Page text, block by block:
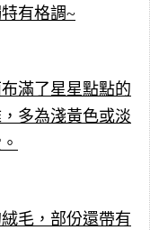
有格調~
滿了星星點點的
多為淺黃色或淡
毛，部份還帶有